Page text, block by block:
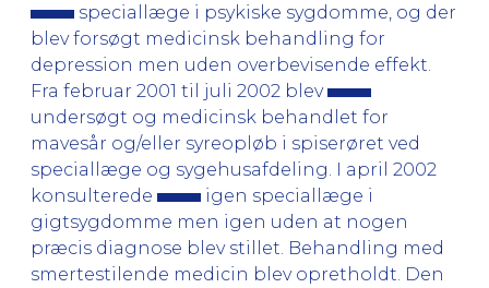
speciallæge i psykiske sygdomme, og der
blev forsøgt medicinsk behandling for
depression men uden overbevisende effekt.
Fra februar 2001 til juli 2002 blev
undersøgt og medicinsk behandlet for
mavesår og/eller syreopløb i spiserøret ved
speciallæge og sygehusafdeling. I april 2002
konsulterede
igen speciallæge i
gigtsygdomme men igen uden at nogen
præcis diagnose blev stillet. Behandling med
smertestilende medicin blev opretholdt. Den